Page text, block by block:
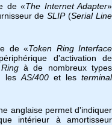
de «The Internet Adapter»
deSLIP(Serial Line
de «Token Ring Interface
d'activation de
à de nombreux types
les AS/400 et les terminal
anglaise permet d'indiquer
intérieur à amortisseur